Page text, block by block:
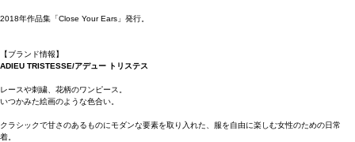
2018年作品集「Close Your Ears」発行。
【ブランド情報】
ADIEU TRISTESSE/アデュー トリステス
レースや刺繍、花柄のワンピース。
いつかみた絵画のような色合い。
クラシックで甘さのあるものにモダンな要素を取り入れた、服を自由に楽しむ女性のための日常
着。